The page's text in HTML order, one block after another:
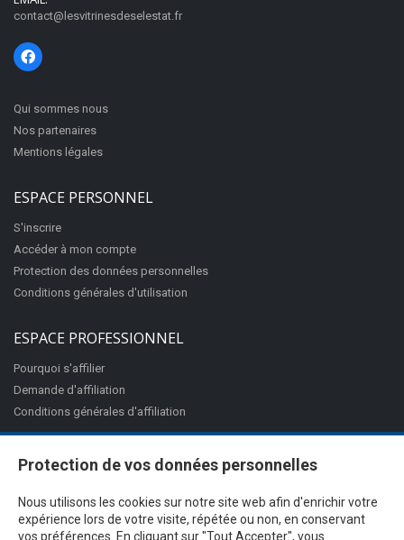
Protection de vos données personnelles
Nous utilisons les cookies sur notre site web afin d'enrichir votre
expérience lors de votre visite, répétée ou non, en conservant
vos préférences. En cliquant sur "Tout Accepter", vous
contact@lesvitrinesdeselestat.fr
Qui sommes nous
Nos partenaires
Mentions légales
ESPACE PERSONNEL
S'inscrire
Accéder à mon compte
Protection des données personnelles
Conditions générales d'utilisation
ESPACE PROFESSIONNEL
Pourquoi s'affilier
Demande d'affiliation
Conditions générales d'affiliation